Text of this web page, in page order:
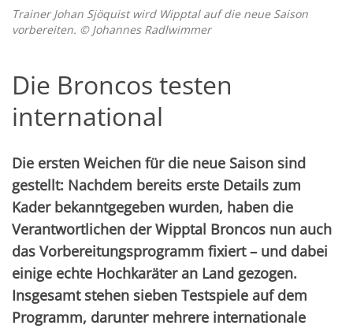
Trainer Johan Sjöquist wird Wipptal auf die neue Saison
vorbereiten. © Johannes Radlwimmer
Die Broncos testen
international
Die ersten Weichen für die neue Saison sind
gestellt: Nachdem bereits erste Details zum
Kader bekanntgegeben wurden, haben die
Verantwortlichen der Wipptal Broncos nun auch
das Vorbereitungsprogramm fixiert – und dabei
einige echte Hochkaräter an Land gezogen.
Insgesamt stehen sieben Testspiele auf dem
Programm, darunter mehrere internationale